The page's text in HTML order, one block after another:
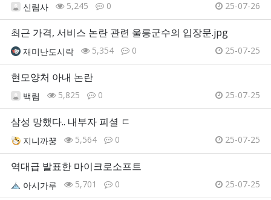
신림사 5,245 0 25-07-26
최근 가격, 서비스 논란 관련 울릉군수의 입장문.jpg
재미난도시락 5,354 0 25-07-25
현모양처 아내 논란
백림 5,825 0 25-07-25
삼성 망했다.. 내부자 피셜 ㄷ
지니까꿍 5,564 0 25-07-25
역대급 발표한 마이크로소프트
아시가루 5,701 0 25-07-25